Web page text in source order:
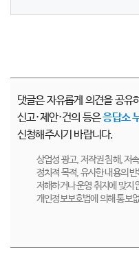
댓글은 자유롭게 의견을 공유
신고·제안·건의 등은응답소
신청해주시기 바랍니다.
상업성 광고, 저작권 침해, 저
정치적 목적, 유사한 내용의
저해하거나 운영 취지에 맞지
개인정보보호법에 의해 통보